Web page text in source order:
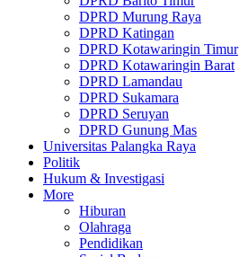
DPRD Murung Raya
DPRD Katingan
DPRD Kotawaringin Timur
DPRD Kotawaringin Barat
DPRD Lamandau
DPRD Sukamara
DPRD Seruyan
DPRD Gunung Mas
Universitas Palangka Raya
Politik
Hukum & Investigasi
More
Hiburan
Olahraga
Pendidikan